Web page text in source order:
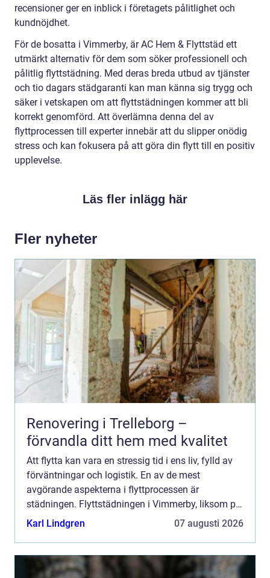
recensioner ger en inblick i företagets pålitlighet och
kundnöjdhet.
För de bosatta i Vimmerby, är AC Hem & Flyttstäd ett
utmärkt alternativ för dem som söker professionell och
pålitlig flyttstädning. Med deras breda utbud av tjänster
och tio dagars städgaranti kan man känna sig trygg och
säker i vetskapen om att flyttstädningen kommer att bli
korrekt genomförd. Att överlämna denna del av
flyttprocessen till experter innebär att du slipper onödig
stress och kan fokusera på att göra din flytt till en positiv
upplevelse.
Läs fler inlägg här
Fler nyheter
Renovering i Trelleborg –
förvandla ditt hem med kvalitet
Att flytta kan vara en stressig tid i ens liv, fylld av
förväntningar och logistik. En av de mest
avgörande aspekterna i flyttprocessen är
städningen. Flyttstädningen i Vimmerby, liksom på
många andra platser...
Karl Lindgren 07 augusti 2026